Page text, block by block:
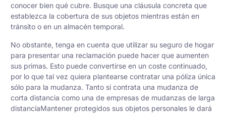
conocer bien qué cubre. Busque una cláusula concreta que
establezca la cobertura de sus objetos mientras están en
tránsito o en un almacén temporal.
No obstante, tenga en cuenta que utilizar su seguro de hogar
para presentar una reclamación puede hacer que aumenten
sus primas. Esto puede convertirse en un coste continuado,
por lo que tal vez quiera plantearse contratar una póliza única
sólo para la mudanza. Tanto si contrata una mudanza de
corta distancia como una de empresas de mudanzas de larga
distanciaMantener protegidos sus objetos personales le dará